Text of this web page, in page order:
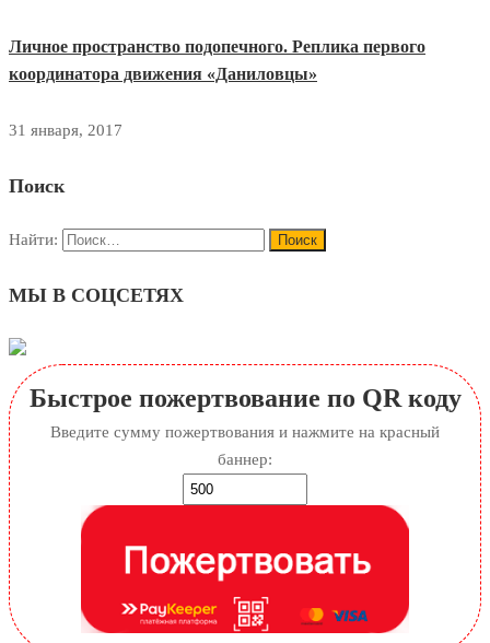
Личное пространство подопечного. Реплика первого
координатора движения «Даниловцы»
31 января, 2017
Поиск
Найти:
МЫ В СОЦСЕТЯХ
Быстрое пожертвование по QR коду
Введите сумму пожертвования и нажмите на красный
баннер: